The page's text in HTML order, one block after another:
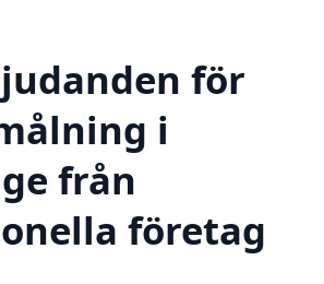
för
i
från
företag